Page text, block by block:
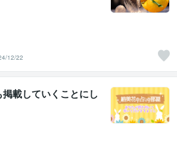
12/22
載していくことにし